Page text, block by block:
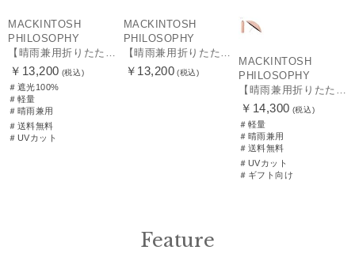
MACKINTOSH
PHILOSOPHY
【晴雨兼用折りたたみ日傘】マッキントッシュ フィロソフィー (MACKINTOSH PHILOSOPHY)コーギー 雨の日OK 軽量 遮光100％ 遮熱 UV
￥13,200 (税込)
＃遮光100%
＃軽量
＃晴雨兼用
＃送料無料
＃UVカット
MACKINTOSH
PHILOSOPHY
【晴雨兼用折りたたみ日傘】マッキントッシュ フィロソフィー (MACKINTOSH PHILOSOPHY) ボーダー 雨の日OK 軽量 一級遮光99.99% 遮熱 UV 晴雨兼用
￥13,200 (税込)
MACKINTOSH
PHILOSOPHY
￥14,300 (税込)
＃軽量
＃晴雨兼用
＃送料無料
＃UVカット
＃ギフト向け
Feature